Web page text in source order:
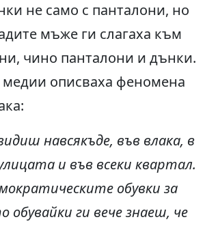
не само с панталони, но
мъже ги слагаха към
чино панталони и дънки.
описваха феномена
навсякъде, във влака, в
и във всеки квартал.
обувки за
обувайки ги вече знаеш, че